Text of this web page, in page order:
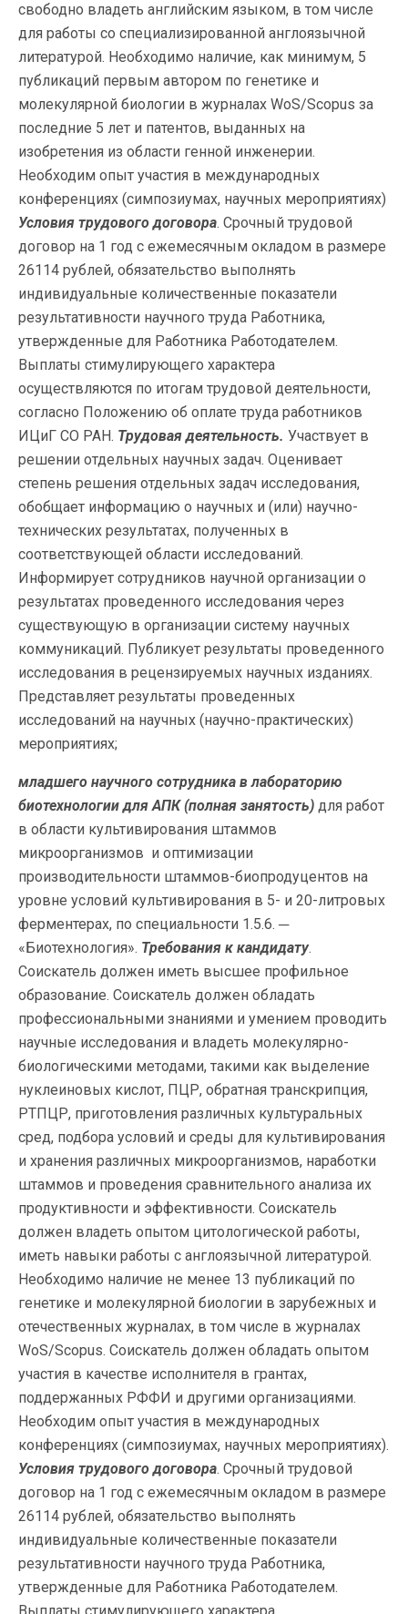
свободно владеть английским языком, в том числе
для работы со специализированной англоязычной
литературой. Необходимо наличие, как минимум, 5
публикаций первым автором по генетике и
молекулярной биологии в журналах WoS/Scopus за
последние 5 лет и патентов, выданных на
изобретения из области генной инженерии.
Необходим опыт участия в международных
конференциях (симпозиумах, научных мероприятиях)
Условия трудового договора. Срочный трудовой
договор на 1 год с ежемесячным окладом в размере
26114 рублей, обязательство выполнять
индивидуальные количественные показатели
результативности научного труда Работника,
утвержденные для Работника Работодателем.
Выплаты стимулирующего характера
осуществляются по итогам трудовой деятельности,
согласно Положению об оплате труда работников
ИЦиГ СО РАН. Трудовая деятельность. Участвует в
решении отдельных научных задач. Оценивает
степень решения отдельных задач исследования,
обобщает информацию о научных и (или) научно-
технических результатах, полученных в
соответствующей области исследований.
Информирует сотрудников научной организации о
результатах проведенного исследования через
существующую в организации систему научных
коммуникаций. Публикует результаты проведенного
исследования в рецензируемых научных изданиях.
Представляет результаты проведенных
исследований на научных (научно-практических)
мероприятиях;
младшего научного сотрудника в лабораторию
биотехнологии для АПК (полная занятость) для работ
в области культивирования штаммов
микроорганизмов и оптимизации
производительности штаммов-биопродуцентов на
уровне условий культивирования в 5- и 20-литровых
ферментерах, по специальности 1.5.6. ─
«Биотехнология». Требования к кандидату.
Соискатель должен иметь высшее профильное
образование. Соискатель должен обладать
профессиональными знаниями и умением проводить
научные исследования и владеть молекулярно-
биологическими методами, такими как выделение
нуклеиновых кислот, ПЦР, обратная транскрипция,
РТПЦР, приготовления различных культуральных
сред, подбора условий и среды для культивирования
и хранения различных микроорганизмов, наработки
штаммов и проведения сравнительного анализа их
продуктивности и эффективности. Соискатель
должен владеть опытом цитологической работы,
иметь навыки работы с англоязычной литературой.
Необходимо наличие не менее 13 публикаций по
генетике и молекулярной биологии в зарубежных и
отечественных журналах, в том числе в журналах
WoS/Scopus. Соискатель должен обладать опытом
участия в качестве исполнителя в грантах,
поддержанных РФФИ и другими организациями.
Необходим опыт участия в международных
конференциях (симпозиумах, научных мероприятиях).
Условия трудового договора. Срочный трудовой
договор на 1 год с ежемесячным окладом в размере
26114 рублей, обязательство выполнять
индивидуальные количественные показатели
результативности научного труда Работника,
утвержденные для Работника Работодателем.